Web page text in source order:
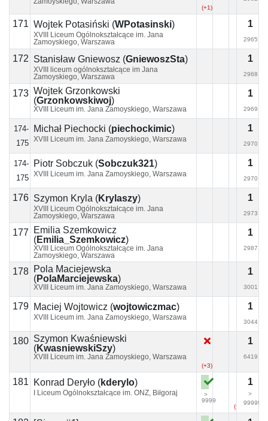
(+1)
171 Wojtek Potasiński (WPotasinski)
XVIII Liceum Ogólnokształcące im. Jana
Zamoyskiego, Warszawa
1
2965
172 Stanisław Gniewosz (GniewoszSta)
XVIII liceum ogólnokształcące im Jana
Zamoyskiego, Warszawa
1
2968
173 Wojtek Grzonkowski
(Grzonkowskiwoj)
XVIII Liceum im. Jana Zamoyskiego, Warszawa
1
2969
174-
175
Michał Piechocki (piechockimic)
XVIII Liceum im. Jana Zamoyskiego, Warszawa
1
2970
174-
175
Piotr Sobczuk (Sobczuk321)
XVIII Liceum im. Jana Zamoyskiego, Warszawa
1
2970
176 Szymon Kryla (Krylaszy)
XVIII Liceum Ogólnokształcące im. Jana
Zamoyskiego, Warszawa
1
2973
177
Emilia Szemkowicz
(Emilia_Szemkowicz)
XVIII Liceum Ogólnokształcące im. Jana
Zamoyskiego, Warszawa
1
2987
178 Pola Maciejewska
(PolaMarciejewska)
XVIII Liceum im. Jana Zamoyskiego, Warszawa
1
3001
179 Maciej Wojtowicz (wojtowiczmac)
XVIII Liceum im. Jana Zamoyskiego, Warszawa
1
3044
180 Szymon Kwaśniewski
(KwasniewskiSzy)
XVIII Liceum im. Jana Zamoyskiego, Warszawa
(+3)
1
6419
181 Konrad Deryło (kderylo)
I Liceum Ogólnokształcące im. ONZ, Biłgoraj
>
9999
(+1)
1
>
99999